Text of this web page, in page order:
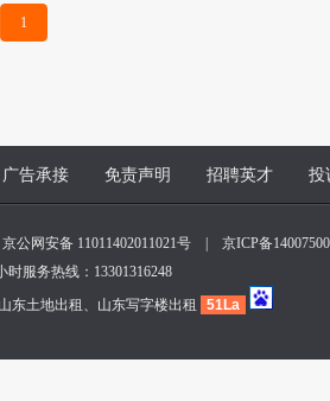
1
广告承接 免责声明 招聘英才 投
京公网安备 11011402011021号
京ICP备
时服务热线：13301316248
东土地出租、山东写字楼出租
51La